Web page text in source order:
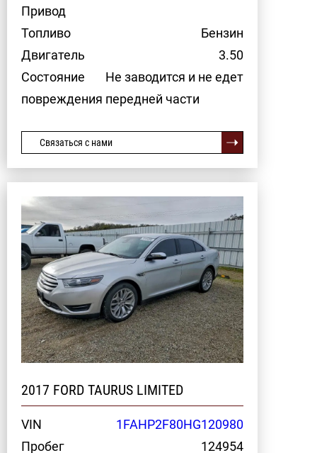
Привод
Топливо
Бензин
Двигатель
3.50
Состояние
Не заводится и не едет
повреждения передней части
Связаться с нами
2017 FORD TAURUS LIMITED
VIN
1FAHP2F80HG120980
Пробег
124954